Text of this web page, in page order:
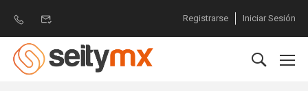
Registrarse Iniciar Sesión